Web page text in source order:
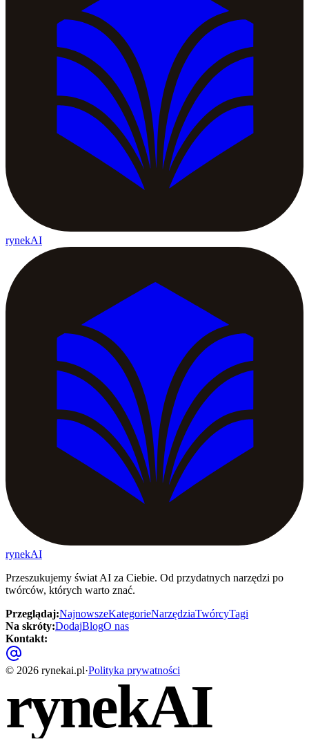
rynekAI
rynekAI
Przeszukujemy świat AI za Ciebie. Od przydatnych narzędzi po
twórców, których warto znać.
Przeglądaj:NajnowszeKategorieNarzędziaTwórcyTagi
Na skróty:DodajBlogO nas
Kontakt:
© 2026 rynekai.pl·Polityka prywatności
rynekAI